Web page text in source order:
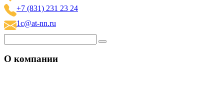
+7 (831) 231 23 24
1c@at-nn.ru
О компании